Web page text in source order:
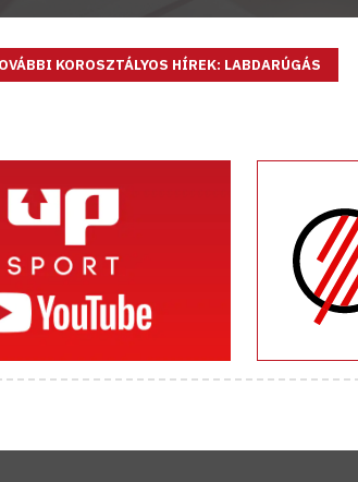
KOROSZTÁLYOS HÍREK: LABDARÚGÁS